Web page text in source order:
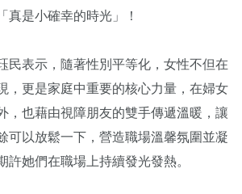
真是小確幸的時光」！
民表示，隨著性別平等化，女性不但在
，更是家庭中重要的核心力量，在婦女
，也藉由視障朋友的雙手傳遞溫暖，讓
可以放鬆一下，營造職場溫馨氛圍並凝
許她們在職場上持續發光發熱。